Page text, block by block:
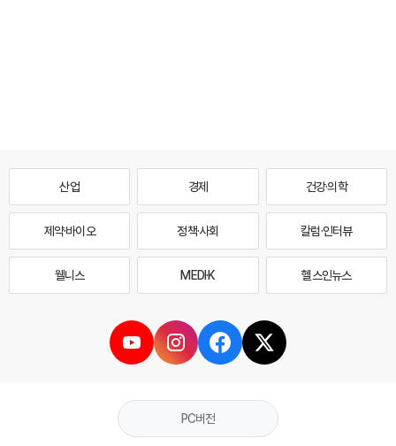
산업 경제 건강·의학
제약·바이오 정책·사회 칼럼·인터뷰
웰니스 MEDI·K 헬스인뉴스
PC버전